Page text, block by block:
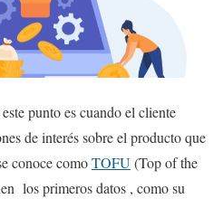
punto es cuando el cliente
de interés sobre el producto que
conoce comoTOFU(Top of the
los primeros datos , como su